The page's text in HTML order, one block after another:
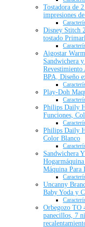
Tostadora de
impresiones
Disney Stitch
tostado
Aigostar
Sandwichera
BPA, Diseño
Play-Doh
Philips Daily
Funciones,
Philips Daily
Color Blanco
Sandwichera
Máquina Para
Uncanny
Baby Yoda y
Orbegozo TO
panecillos, 7